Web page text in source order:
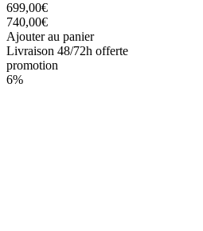
699,00€
740,00€
Ajouter au panier
Livraison 48/72h offerte
promotion
6%